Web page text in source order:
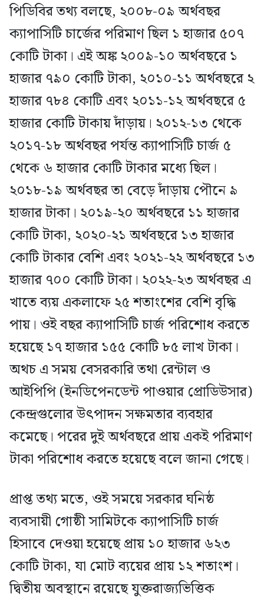
পিডিবির তথ্য বলছে, ২০০৮-০৯ অর্থবছর
ক্যাপাসিটি চার্জের পরিমাণ ছিল ১ হাজার ৫০৭
কোটি টাকা। এই অঙ্ক ২০০৯-১০ অর্থবছরে ১
হাজার ৭৯০ কোটি টাকা, ২০১০-১১ অর্থবছরে ২
হাজার ৭৮৪ কোটি এবং ২০১১-১২ অর্থবছরে ৫
হাজার কোটি টাকায় দাঁড়ায়। ২০১২-১৩ থেকে
২০১৭-১৮ অর্থবছর পর্যন্ত ক্যাপাসিটি চার্জ ৫
থেকে ৬ হাজার কোটি টাকার মধ্যে ছিল।
২০১৮-১৯ অর্থবছর তা বেড়ে দাঁড়ায় পৌনে ৯
হাজার টাকা। ২০১৯-২০ অর্থবছরে ১১ হাজার
কোটি টাকা, ২০২০-২১ অর্থবছরে ১৩ হাজার
কোটি টাকার বেশি এবং ২০২১-২২ অর্থবছরে ১৩
হাজার ৭০০ কোটি টাকা। ২০২২-২৩ অর্থবছর এ
খাতে ব্যয় একলাফে ২৫ শতাংশের বেশি বৃদ্ধি
পায়। ওই বছর ক্যাপাসিটি চার্জ পরিশোধ করতে
হয়েছে ১৭ হাজার ১৫৫ কোটি ৮৫ লাখ টাকা।
অথচ এ সময় বেসরকারি তথা রেন্টাল ও
আইপিপি (ইনডিপেনডেন্ট পাওয়ার প্রোডিউসার)
কেন্দ্রগুলোর উৎপাদন সক্ষমতার ব্যবহার
কমেছে। পরের দুই অর্থবছরে প্রায় একই পরিমাণ
টাকা পরিশোধ করতে হয়েছে বলে জানা গেছে।
প্রাপ্ত তথ্য মতে, ওই সময়ে সরকার ঘনিষ্ঠ
ব্যবসায়ী গোষ্ঠী সামিটকে ক্যাপাসিটি চার্জ
হিসাবে দেওয়া হয়েছে প্রায় ১০ হাজার ৬২৩
কোটি টাকা, যা মোট ব্যয়ের প্রায় ১২ শতাংশ।
দ্বিতীয় অবস্থানে রয়েছে যুক্তরাজ্যভিত্তিক